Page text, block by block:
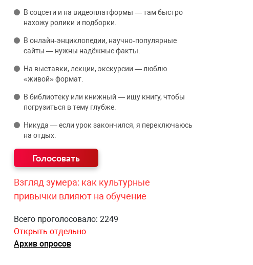
В соцсети и на видеоплатформы — там быстро
нахожу ролики и подборки.
В онлайн‑энциклопедии, научно‑популярные
сайты — нужны надёжные факты.
На выставки, лекции, экскурсии — люблю
«живой» формат.
В библиотеку или книжный — ищу книгу, чтобы
погрузиться в тему глубже.
Никуда — если урок закончился, я переключаюсь
на отдых.
Взгляд зумера: как культурные
привычки влияют на обучение
Всего проголосовало: 2249
Открыть отдельно
Архив опросов